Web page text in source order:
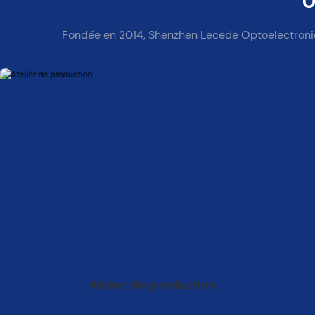
Fondée en 2014, Shenzhen Lecede
Atelier de production